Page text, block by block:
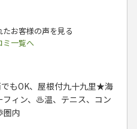
お客様の声を見る
ミ一覧へ
もOK、屋根付九十九里★海
フィン、♨️温、テニス、コン
圏内